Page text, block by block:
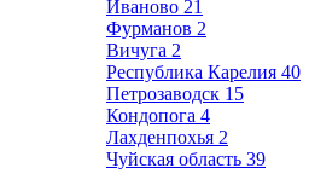
Иваново 21
Фурманов 2
Вичуга 2
Республика Карелия 40
Петрозаводск 15
Кондопога 4
Лахденпохья 2
Чуйская область 39